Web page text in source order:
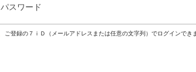
パスワード
ご登録の７ｉＤ（メールアドレスまたは任意の文字列）でログインでき